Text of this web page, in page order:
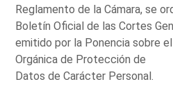
Reglamento de la Cámara, se
Boletín Oficial de las Cortes
emitido por la Ponencia sobre
Orgánica de Protección de
Datos de Carácter Personal.